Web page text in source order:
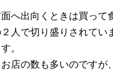
へ出向くときは買って
人で切り盛りされてい
。
店の数も多いのです